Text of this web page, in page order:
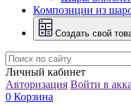
Композиции из
Создать свой
Личный кабинет
Авторизация Войти в
0 Корзина